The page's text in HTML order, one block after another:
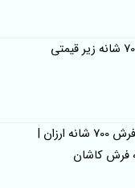
قیمت فرش 700 شانه ارزان |
فرش کاشان